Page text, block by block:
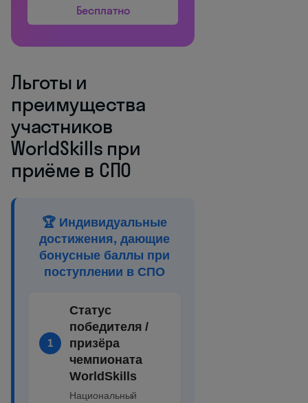
Бесплатно
Льготы и
преимущества
участников
WorldSkills при
приёме в СПО
🏆 Индивидуальные
достижения, дающие
бонусные баллы при
поступлении в СПО
1
Статус
победителя /
призёра
чемпионата
WorldSkills
Национальный